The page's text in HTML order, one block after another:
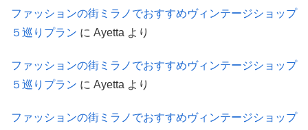
ファッションの街ミラノでおすすめヴィンテージショップ
５巡りプラン に Ayetta より
ファッションの街ミラノでおすすめヴィンテージショップ
５巡りプラン に Ayetta より
ファッションの街ミラノでおすすめヴィンテージショップ